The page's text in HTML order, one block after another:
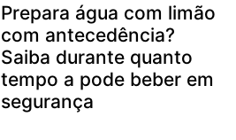
Prepara água com limão
com antecedência?
Saiba durante quanto
tempo a pode beber em
segurança